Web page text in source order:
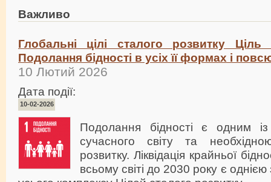
Важливо
Глобальні цілі сталого розвитку
Подолання бідності в усіх її формах і
10 Лютий 2026
Дата події:
10-02-2026
Подолання бідності є одним із
сучасного світу та
розвитку. Ліквідація крайньої
всьому світі до 2030 року є